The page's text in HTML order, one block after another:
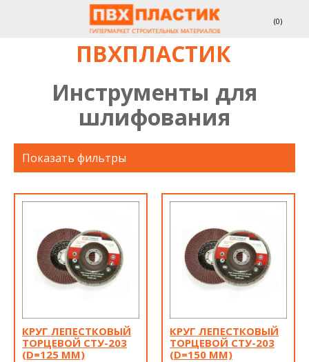
(0)
ПВХПЛАСТИК
Инструменты для
шлифования
Показать фильтры
КРУГ ЛЕПЕСТКОВЫЙ
ТОРЦЕВОЙ СТУ-203
(D=125 ММ)
КРУГ ЛЕПЕСТКОВЫЙ
ТОРЦЕВОЙ СТУ-203
(D=150 ММ)